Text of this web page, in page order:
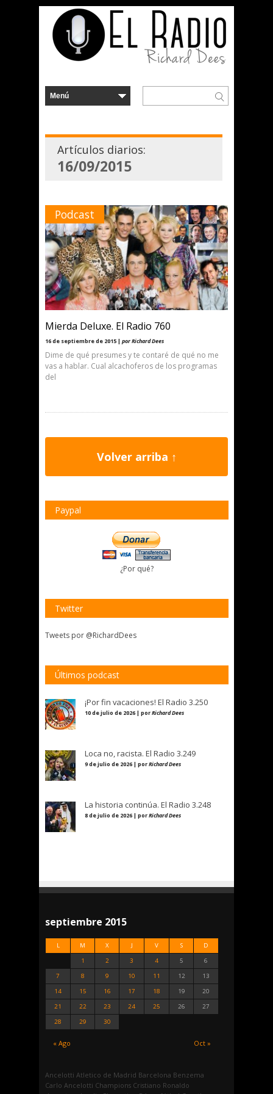
Artículos diarios:
16/09/2015
Podcast
Mierda Deluxe. El Radio 760
16 de septiembre de 2015 | por Richard Dees
Dime de qué presumes y te contaré de qué no me
vas a hablar. Cual alcachoferos de los programas
del
Volver arriba ↑
Paypal
¿Por qué?
Twitter
Tweets por @RichardDees
Últimos podcast
¡Por fin vacaciones! El Radio 3.250
10 de julio de 2026 | porRichard Dees
Loca no, racista. El Radio 3.249
9 de julio de 2026 | porRichard Dees
La historia continúa. El Radio 3.248
8 de julio de 2026 | porRichard Dees
septiembre 2015
L M X J V S D
« Ago Oct »
1 2 3 4 5
6
7
8 9 10 11 12
13
14
15 16 17 18 19
20
21
22 23 24 25 26
27
28
29 30
Ancelotti Atletico de Madrid Barcelona Benzema
Carlo Ancelotti Champions Cristiano Ronaldo